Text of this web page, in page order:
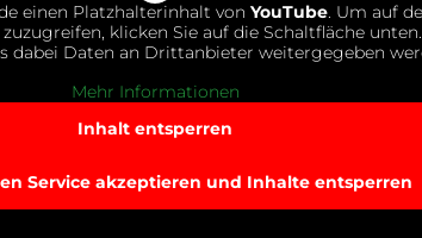
einen Platzhalterinhalt von YouTube. Um auf
klicken Sie auf die Schaltfläche
dabei Daten an Drittanbieter weitergegeben
Mehr Informationen
Inhalt entsperren
Service akzeptieren und Inhalte entsperren